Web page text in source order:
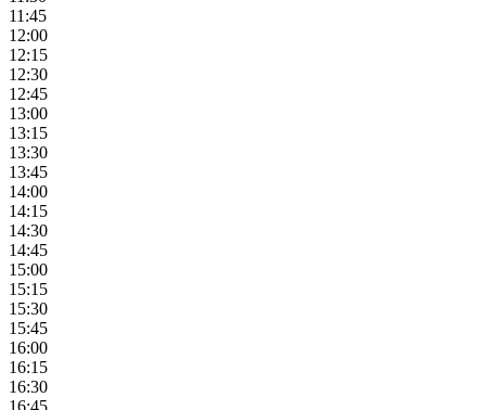
11:45
12:00
12:15
12:30
12:45
13:00
13:15
13:30
13:45
14:00
14:15
14:30
14:45
15:00
15:15
15:30
15:45
16:00
16:15
16:30
16:45